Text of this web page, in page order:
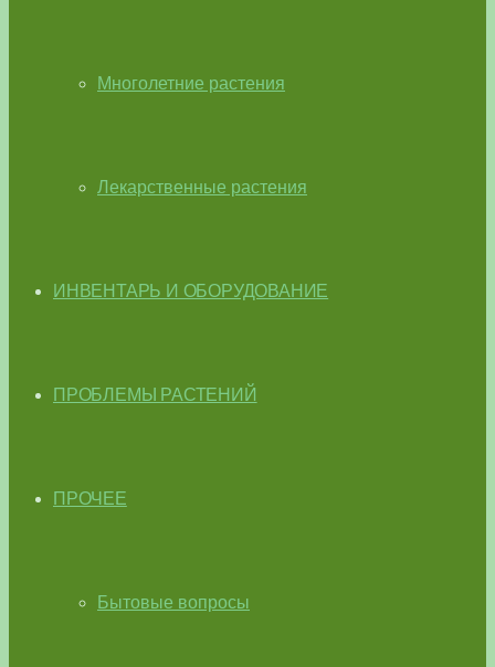
Многолетние растения
Лекарственные растения
ИНВЕНТАРЬ И ОБОРУДОВАНИЕ
ПРОБЛЕМЫ РАСТЕНИЙ
ПРОЧЕЕ
Бытовые вопросы